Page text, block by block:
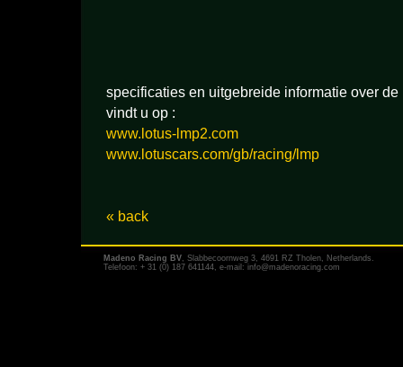
specificaties en uitgebreide informatie over
vindt u op :
www.lotus-lmp2.com
www.lotuscars.com/gb/racing/lmp
« back
Madeno Racing BV, Slabbecoornweg 3, 4691 RZ Tholen, Netherlands.
Telefoon: + 31 (0) 187 641144, e-mail: info@madenoracing.com